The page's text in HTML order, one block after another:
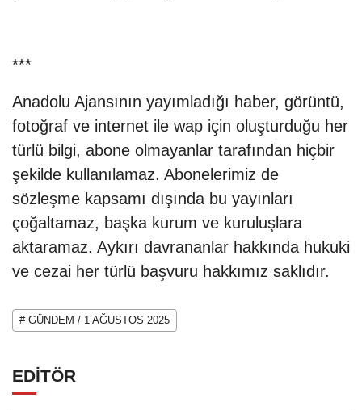
***
Anadolu Ajansının yayımladığı haber, görüntü,
fotoğraf ve internet ile wap için oluşturduğu her
türlü bilgi, abone olmayanlar tarafından hiçbir
şekilde kullanılamaz. Abonelerimiz de
sözleşme kapsamı dışında bu yayınları
çoğaltamaz, başka kurum ve kuruluşlara
aktaramaz. Aykırı davrananlar hakkında hukuki
ve cezai her türlü başvuru hakkımız saklıdır.
# GÜNDEM / 1 AĞUSTOS 2025
EDİTÖR